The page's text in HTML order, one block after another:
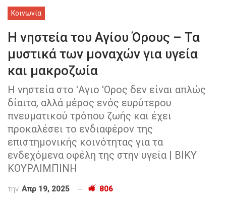
Κοινωνία
Η νηστεία του Αγίου Όρους – Τα
μυστικά των μοναχών για υγεία
και μακροζωία
Η νηστεία στο 'Αγιο 'Ορος δεν είναι απλώς
δίαιτα, αλλά μέρος ενός ευρύτερου
πνευματικού τρόπου ζωής και έχει
προκαλέσει το ενδιαφέρον της
επιστημονικής κοινότητας για τα
ενδεχόμενα οφέλη της στην υγεία | ΒΙΚΥ
ΚΟΥΡΛΙΜΠΙΝΗ
την Απρ 19, 2025 806